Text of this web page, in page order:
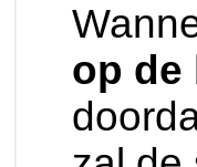
op de